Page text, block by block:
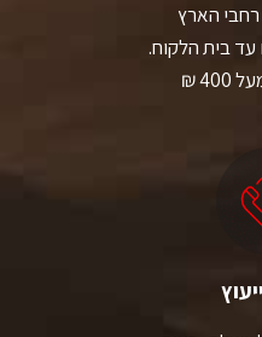
הארץ
בית הלקוח.
₪